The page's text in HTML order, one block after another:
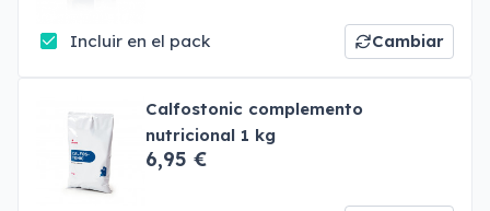
Incluir en el pack Cambiar
Calfostonic complemento
nutricional 1 kg
6,95 €